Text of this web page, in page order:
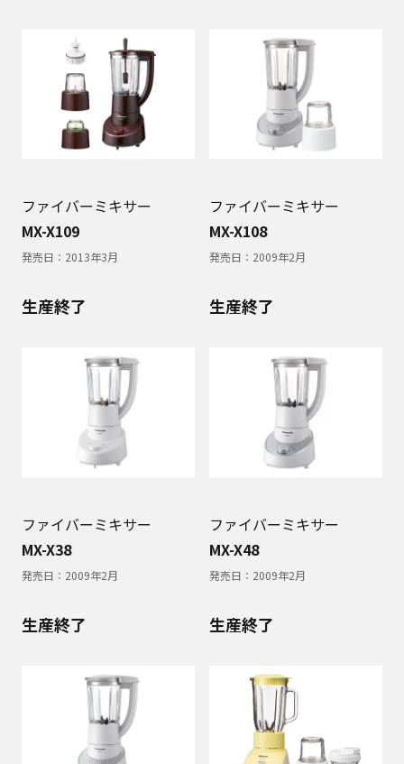
ファイバーミキサー
MX-X109
発売日： 2013年3月
ファイバーミキサー
MX-X108
発売日： 2009年2月
生産終了
ファイバーミキサー
MX-X38
発売日： 2009年2月
生産終了
ファイバーミキサー
MX-X48
発売日： 2009年2月
生産終了 生産終了